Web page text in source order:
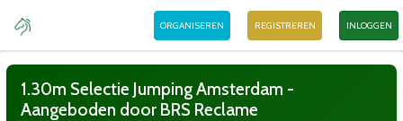
ORGANISEREN REGISTREREN INLOGGEN
1.30m Selectie Jumping Amsterdam -
Aangeboden door BRS Reclame